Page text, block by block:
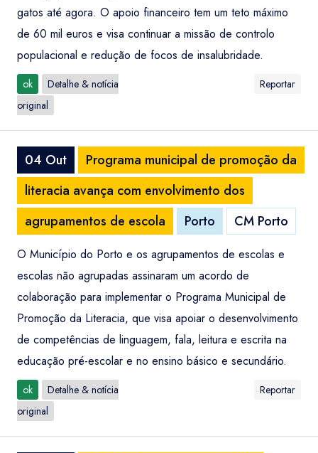
gatos até agora. O apoio financeiro tem um teto máximo
de 60 mil euros e visa continuar a missão de controlo
populacional e redução de focos de insalubridade.
ok
Detalhe & notícia
original
Reportar
04 Out
Programa municipal de promoção da
literacia avança com envolvimento dos
agrupamentos de escola
Porto CM Porto
O Município do Porto e os agrupamentos de escolas e
escolas não agrupadas assinaram um acordo de
colaboração para implementar o Programa Municipal de
Promoção da Literacia, que visa apoiar o desenvolvimento
de competências de linguagem, fala, leitura e escrita na
educação pré-escolar e no ensino básico e secundário.
ok
Detalhe & notícia
original
Reportar